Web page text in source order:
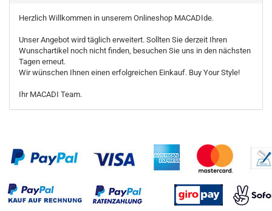
Herzlich Willkommen in unserem Onlineshop MACADIde.
Unser Angebot wird täglich erweitert. Sollten Sie derzeit Ihren
Wunschartikel noch nicht finden, besuchen Sie uns in den nächsten
Tagen erneut.
Wir wünschen Ihnen einen erfolgreichen Einkauf. Buy Your Style!
Ihr MACADI Team.